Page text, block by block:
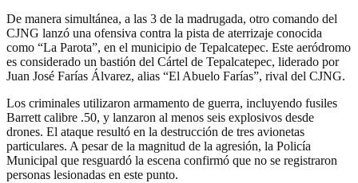
De manera simultánea, a las 3 de la madrugada, otro comando del
CJNG lanzó una ofensiva contra la pista de aterrizaje conocida
como “La Parota”, en el municipio de Tepalcatepec. Este aeródromo
es considerado un bastión del Cártel de Tepalcatepec, liderado por
Juan José Farías Álvarez, alias “El Abuelo Farías”, rival del CJNG.
Los criminales utilizaron armamento de guerra, incluyendo fusiles
Barrett calibre .50, y lanzaron al menos seis explosivos desde
drones. El ataque resultó en la destrucción de tres avionetas
particulares. A pesar de la magnitud de la agresión, la Policía
Municipal que resguardó la escena confirmó que no se registraron
personas lesionadas en este punto.